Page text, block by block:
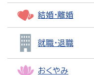
結婚・離婚
就職・退職
おくやみ